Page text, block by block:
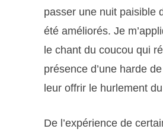
passer une nuit paisible
été améliorés. Je
le chant du coucou qui
présence d’une harde
leur offrir le hurlement
De l’expérience de